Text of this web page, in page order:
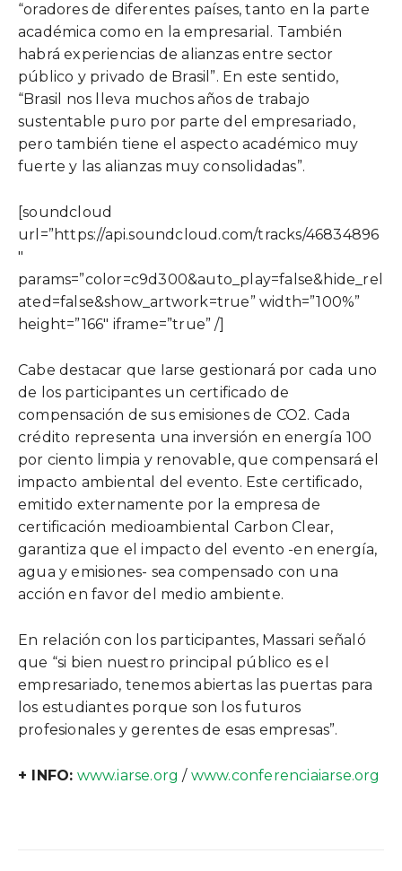
“oradores de diferentes países, tanto en la parte
académica como en la empresarial. También
habrá experiencias de alianzas entre sector
público y privado de Brasil”. En este sentido,
“Brasil nos lleva muchos años de trabajo
sustentable puro por parte del empresariado,
pero también tiene el aspecto académico muy
fuerte y las alianzas muy consolidadas”.
[soundcloud
url=”https://api.soundcloud.com/tracks/46834896
″
params=”color=c9d300&auto_play=false&hide_rel
ated=false&show_artwork=true” width=”100%”
height=”166″ iframe=”true” /]
Cabe destacar que Iarse gestionará por cada uno
de los participantes un certificado de
compensación de sus emisiones de CO2. Cada
crédito representa una inversión en energía 100
por ciento limpia y renovable, que compensará el
impacto ambiental del evento. Este certificado,
emitido externamente por la empresa de
certificación medioambiental Carbon Clear,
garantiza que el impacto del evento -en energía,
agua y emisiones- sea compensado con una
acción en favor del medio ambiente.
En relación con los participantes, Massari señaló
que “si bien nuestro principal público es el
empresariado, tenemos abiertas las puertas para
los estudiantes porque son los futuros
profesionales y gerentes de esas empresas”.
+ INFO: www.iarse.org / www.conferenciaiarse.org